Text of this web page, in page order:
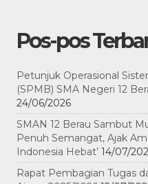
Pos-pos
Petunjuk Operasional
(SPMB) SMA Negeri 12
24/06/2026
SMAN 12 Berau Sambut
Penuh Semangat, Ajak
Indonesia Hebat’ 14/07/
Rapat Pembagian Tugas